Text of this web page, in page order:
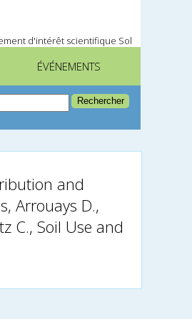
d'intérêt scientifique Sol
ÉVÉNEMENTS
and
Arrouays D.,
C., Soil Use and